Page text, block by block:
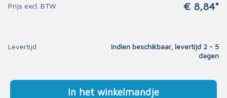
Prijs excl. BTW € 8,84*
Levertijd
Indien beschikbaar, levertijd 2 - 5
dagen
In het winkelmandje